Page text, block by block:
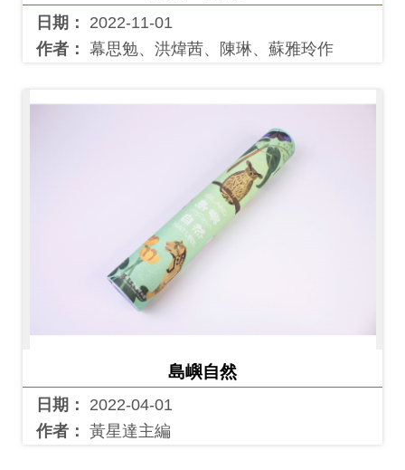
日期：
2022-11-01
作者： 幕思勉、洪煒茜、陳琳、蘇雅玲作
島嶼自然
日期：
2022-04-01
作者： 黃星達主編